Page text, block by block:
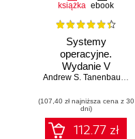
książka ebook
Systemy
operacyjne.
Wydanie V
Andrew S. Tanenbaum,
(107,40 zł najniższa cena z 30
dni)
112.77 zł